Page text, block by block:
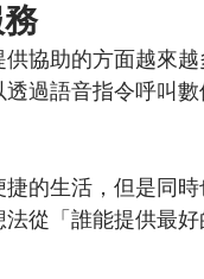
協助的方面越來
過語音指令呼叫
的生活，但是同
從「誰能提供最